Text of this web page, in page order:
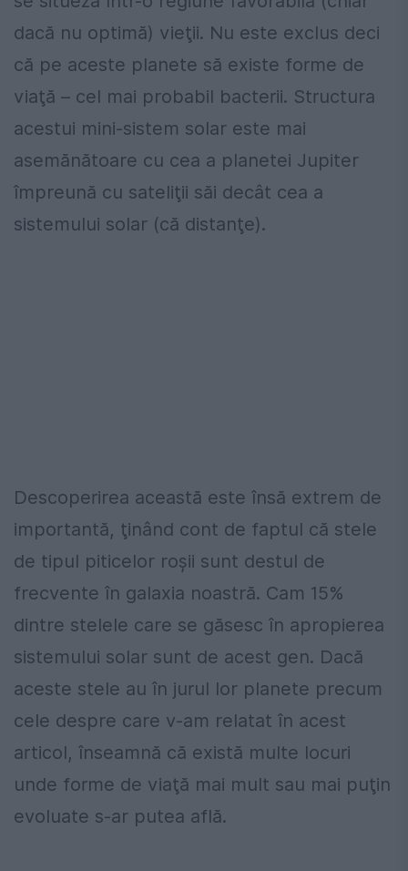
dacă nu optimă) vieţii. Nu este exclus deci
că pe aceste planete să existe forme de
viaţă – cel mai probabil bacterii. Structura
acestui mini-sistem solar este mai
asemănătoare cu cea a planetei Jupiter
împreună cu sateliţii săi decât cea a
sistemului solar (că distanţe).
Descoperirea această este însă extrem de
importantă, ţinând cont de faptul că stele
de tipul piticelor roşii sunt destul de
frecvente în galaxia noastră. Cam 15%
dintre stelele care se găsesc în apropierea
sistemului solar sunt de acest gen. Dacă
aceste stele au în jurul lor planete precum
cele despre care v-am relatat în acest
articol, înseamnă că există multe locuri
unde forme de viaţă mai mult sau mai puţin
evoluate s-ar putea află.